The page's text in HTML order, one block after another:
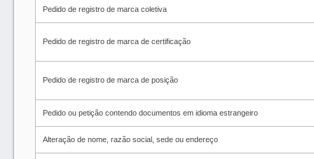
Pedido de registro de marca coletiva
Pedido de registro de marca de certificação
Pedido de registro de marca de posição
Pedido ou petição contendo documentos em idioma estrangeiro
Alteração de nome, razão social, sede ou endereço